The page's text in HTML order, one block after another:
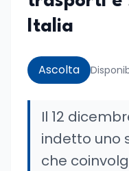
Italia
Ascolta
Il 12
indetto uno
che